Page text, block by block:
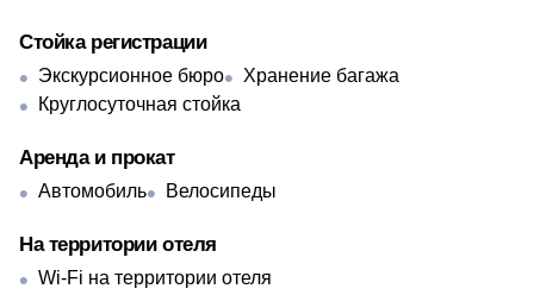
Стойка регистрации
Экскурсионное бюро
Хранение багажа
Круглосуточная стойка
Аренда и прокат
Автомобиль Велосипеды
На территории отеля
Wi-Fi на территории отеля